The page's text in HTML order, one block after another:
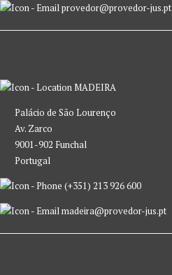
provedor@provedor-jus.pt
MADEIRA
Palácio de São Lourenço
Av. Zarco
9001-902 Funchal
Portugal
(+351) 213 926 600
madeira@provedor-jus.pt